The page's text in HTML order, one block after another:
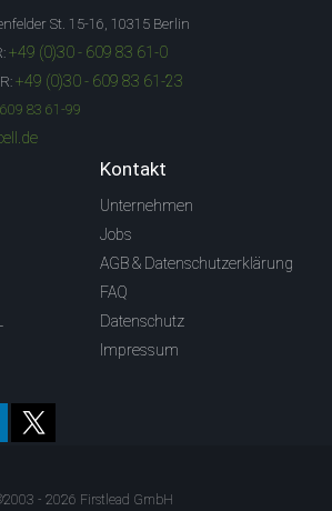
St. 15-16, 10315 Berlin
+49 (0)30 - 609 83 61-0
+49 (0)30 - 609 83 61-23
83 61-99
Kontakt
Unternehmen
Jobs
AGB & Datenschutzerklärung
FAQ
Datenschutz
Impressum
- 2026 Firstlead GmbH